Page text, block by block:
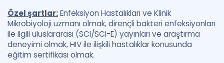
Özel şartlar:Enfeksiyon Hastalıkları ve Klinik
Mikrobiyoloji uzmanı olmak, dirençli bakteri enfeksiyonları
ile ilgili uluslararası (SCI/SCI-E) yayınları ve araştırma
deneyimi olmak, HIV ile ilişkili hastalıklar konusunda
eğitim sertifikası olmak.